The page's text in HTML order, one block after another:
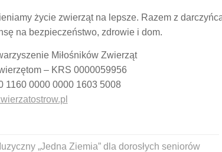
życie zwierząt na lepsze. Razem z
na bezpieczeństwo, zdrowie i dom.
Miłośników Zwierząt
– KRS 0000059956
1160 0000 0000 1603 5008
„Jedna Ziemia” dla dorosłych seniorów